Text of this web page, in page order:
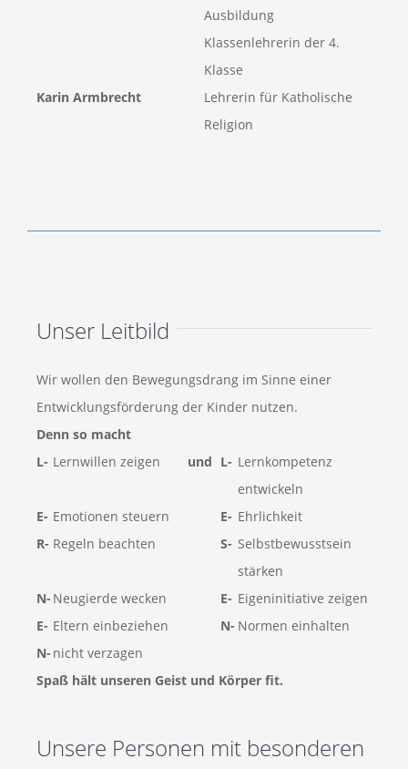
Ausbildung
Klassenlehrerin der 4.
Klasse
Karin Armbrecht
Lehrerin für Katholische
Religion
Unser Leitbild
Wir wollen den Bewegungsdrang im Sinne einer
Entwicklungsförderung der Kinder nutzen.
Denn so macht
L- Lernwillen zeigen und L- Lernkompetenz
entwickeln
E- Emotionen steuern E- Ehrlichkeit
R- Regeln beachten S- Selbstbewusstsein
stärken
N- Neugierde wecken E- Eigeninitiative zeigen
E- Eltern einbeziehen N- Normen einhalten
N- nicht verzagen
Spaß hält unseren Geist und Körper fit.
Unsere Personen mit besonderen